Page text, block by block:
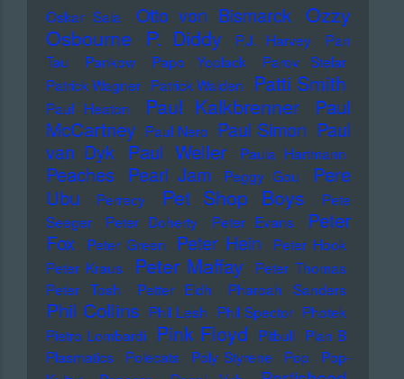
Oskar Sala
Otto von Bismarck Ozzy
Osbourne
P. Diddy P.J. Harvey
Pan
Tau
Pankow Papo Yoplack
Parov Stelar
Patrick Wagner Patrick Walden Patti Smith
Paul Heaton Paul Kalkbrenner
Paul
McCartney Paul Nero Paul Simon Paul
van Dyk Paul Weller Paula Hartmann
Peaches Pearl Jam Peggy Gou
Pere
Ubu
Perrecy Pet Shop Boys
Pete
Seeger
Peter Doherty Peter Evans
Peter
Fox
Peter Green Peter Hein
Peter Hook
Peter Kraus
Peter Maffay
Peter Thomas
Peter Tosh
Petter Eldh Pharoah Sanders
Phil Collins Phil Lesh Phil Spector Photek
Pietro Lombardi
Pink Floyd Pitbull Plan B
Plasmatics
Polecats Poly Styrene Pop
Pop-